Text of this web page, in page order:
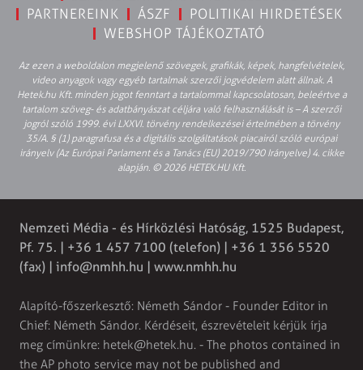
PARTNEREINK
ÁSZF
POLITIKAI HIRDETÉSEK
WEBSHOP TÁJÉKOZTATÓ
Az ezen a weboldalon megjelenő szövegek, grafikák, képek, hangfelvételek,
video anyagok vagy egyéb tartalmak szerzői jogvédelem alatt állnak. A
Hetek.hu Kft. minden jogot fenntart a tartalommal kapcsolatosan, beleértve a
tartalom szöveg- és adatbányászat céljára való felhasználását is – A szerzői
jogról szóló 1999. évi LXXVI. törvény rendelkezései értelmében a törvény
35/A. § (1) paragrafusa és a digitális szolgáltatások piacairól szóló európai
irányelv (Az Európai Parlament és a Tanács (EU) 2019/790 Irányelve) 4. cikke
alapján. © 2026 HETEK.HU Kft.
Nemzeti Média - és Hírközlési Hatóság, 1525 Budapest,
Pf. 75. | +36 1 457 7100 (telefon) | +36 1 356 5520
(fax) | info@nmhh.hu | www.nmhh.hu
Alapító-főszerkesztő: Németh Sándor - Founder Editor in
Chief: Németh Sándor. Kérdéseit, észrevételeit kérjük írja
meg címünkre: hetek@hetek.hu. - The photos contained in
the AP photo service may not be published and